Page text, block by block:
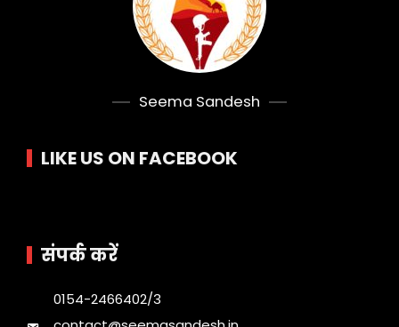
Seema Sandesh
LIKE US ON FACEBOOK
संपर्क करें
0154-2466402/3